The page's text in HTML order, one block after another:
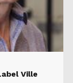
Ville